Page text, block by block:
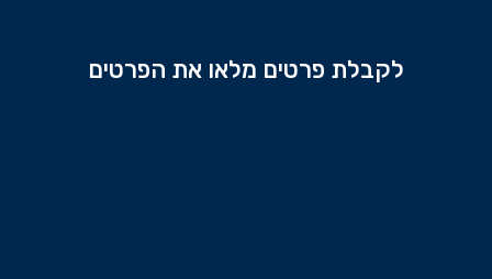
לקבלת פרטים מלאו את הפרטים